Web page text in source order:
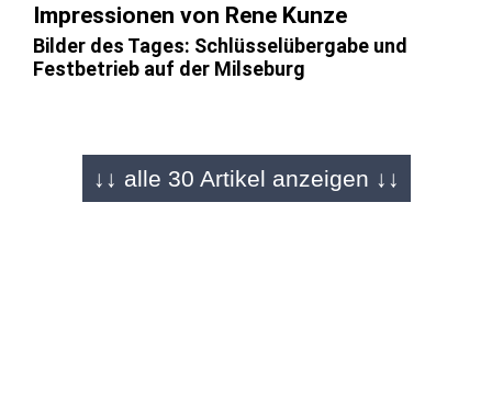
Impressionen von Rene Kunze
Bilder des Tages: Schlüsselübergabe und
Festbetrieb auf der Milseburg
HOFBIEBER - 18.04.2026
Ganzes Wochenende Festbetrieb
↓↓ alle 30 Artikel anzeigen ↓↓